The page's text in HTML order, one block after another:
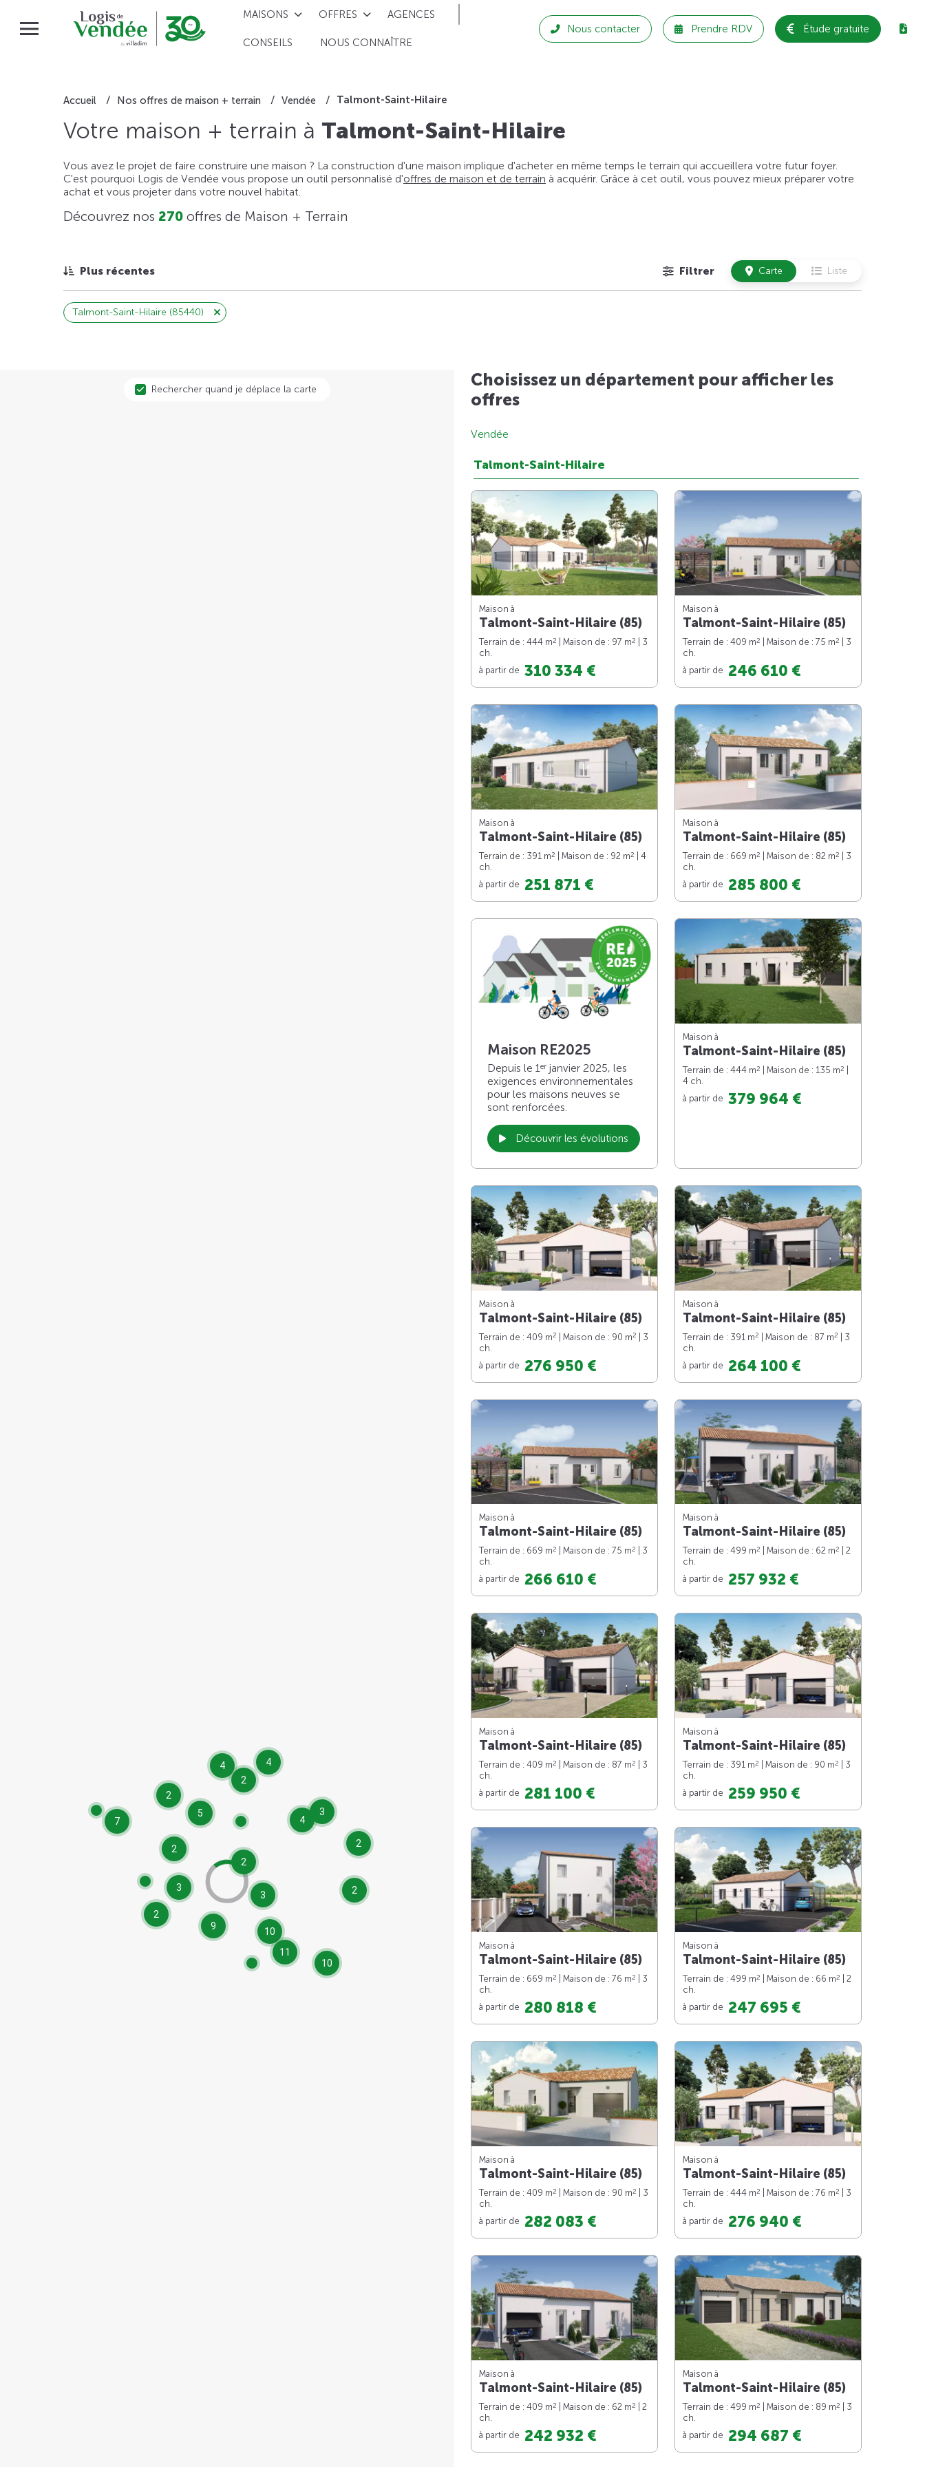
MAISONS OFFRES AGENCES
CONSEILS NOUS CONNAÎTRE
Nous contacter Prendre RDV Étude gratuite
Accueil Nos offres de maison + terrain Vendée Talmont-Saint-Hilaire
Votre maison + terrain à Talmont-Saint-Hilaire
Vous avez le projet de faire construire une maison ? La construction d'une maison implique d'acheter en même temps le terrain qui accueillera votre futur foyer.
C'est pourquoi Logis de Vendée vous propose un outil personnalisé d'offres de maison et de terrain à acquérir. Grâce à cet outil, vous pouvez mieux préparer votre
achat et vous projeter dans votre nouvel habitat.
Découvrez nos 270 offres de Maison + Terrain
Plus récentes Filtrer Carte Liste
Talmont-Saint-Hilaire (85440)
4
2
3
10
10
11
2
7
4
5 3
2
9
4
3
2
2
2
2
Rechercher quand je déplace la carte
Choisissez un département pour afficher les
offres
Vendée
Talmont-Saint-Hilaire
Maison à
Talmont-Saint-Hilaire (85)
Terrain de : 444 m2 | Maison de : 97 m2
| 3
ch.
à partir de 310 334 €
Maison à
Talmont-Saint-Hilaire (85)
Terrain de : 409 m2 | Maison de : 75 m2
| 3
ch.
à partir de 246 610 €
Maison à
Talmont-Saint-Hilaire (85)
Terrain de : 391 m2 | Maison de : 92 m2
| 4
ch.
à partir de 251 871 €
Maison à
Talmont-Saint-Hilaire (85)
Terrain de : 669 m2 | Maison de : 82 m2
| 3
ch.
à partir de 285 800 €
Maison RE2025
Depuis le 1 er janvier 2025, les
exigences environnementales
pour les maisons neuves se
sont renforcées.
Découvrir les évolutions
Maison à
Talmont-Saint-Hilaire (85)
Terrain de : 444 m2 | Maison de : 135 m2
4 ch.
à partir de 379 964 €
Maison à
Talmont-Saint-Hilaire (85)
Terrain de : 409 m2 | Maison de : 90 m2
| 3
ch.
à partir de 276 950 €
Maison à
Talmont-Saint-Hilaire (85)
Terrain de : 391 m2 | Maison de : 87 m2
| 3
ch.
à partir de 264 100 €
Maison à
Talmont-Saint-Hilaire (85)
Terrain de : 669 m2 | Maison de : 75 m2
| 3
ch.
à partir de 266 610 €
Maison à
Talmont-Saint-Hilaire (85)
Terrain de : 499 m2 | Maison de : 62 m2
| 2
ch.
à partir de 257 932 €
Maison à
Talmont-Saint-Hilaire (85)
Terrain de : 409 m2 | Maison de : 87 m2
| 3
ch.
à partir de 281 100 €
Maison à
Talmont-Saint-Hilaire (85)
Terrain de : 391 m2 | Maison de : 90 m2
| 3
ch.
à partir de 259 950 €
Maison à
Talmont-Saint-Hilaire (85)
Terrain de : 669 m2 | Maison de : 76 m2
| 3
ch.
à partir de 280 818 €
Maison à
Talmont-Saint-Hilaire (85)
Terrain de : 499 m2 | Maison de : 66 m2
| 2
ch.
à partir de 247 695 €
Maison à
Talmont-Saint-Hilaire (85)
Terrain de : 409 m2 | Maison de : 90 m2
| 3
ch.
à partir de 282 083 €
Maison à
Talmont-Saint-Hilaire (85)
Terrain de : 444 m2 | Maison de : 76 m2
| 3
ch.
à partir de 276 940 €
Maison à
Talmont-Saint-Hilaire (85)
Terrain de : 409 m2 | Maison de : 62 m2
| 2
ch.
à partir de 242 932 €
Maison à
Talmont-Saint-Hilaire (85)
Terrain de : 499 m2 | Maison de : 89 m2
| 3
ch.
à partir de 294 687 €